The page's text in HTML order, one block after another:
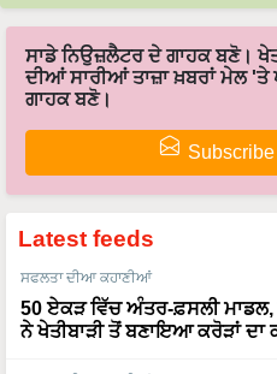
ਸਾਡੇ ਨਿਉਜ਼ਲੈਟਰ ਦੇ ਗਾਹਕ ਬਣੋ।
ਦੀਆਂ ਸਾਰੀਆਂ ਤਾਜ਼ਾ ਖ਼ਬਰਾਂ ਮੇਲ
ਗਾਹਕ ਬਣੋ।
Latest feeds
ਸਫਲਤਾ ਦੀਆ ਕਹਾਣੀਆਂ
50 ਏਕੜ ਵਿੱਚ ਅੰਤਰ-ਫ਼ਸਲੀ
ਨੇ ਖੇਤੀਬਾੜੀ ਤੋਂ ਬਣਾਇਆ ਕਰੋੜਾਂ ਦਾ